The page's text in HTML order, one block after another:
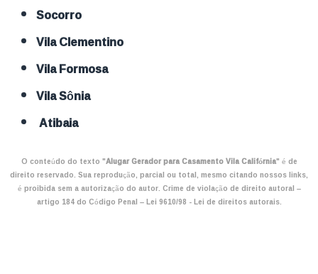
Socorro
Vila Clementino
Vila Formosa
Vila Sônia
Atibaia
O conteúdo do texto "Alugar Gerador para Casamento Vila Califórnia" é de
direito reservado. Sua reprodução, parcial ou total, mesmo citando nossos links,
é proibida sem a autorização do autor. Crime de violação de direito autoral –
artigo 184 do Código Penal –Lei 9610/98 - Lei de direitos autorais.